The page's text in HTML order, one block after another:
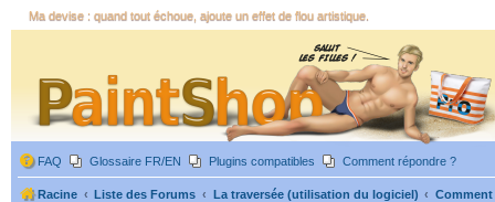
Ma devise : quand tout échoue, ajoute un effet de flou artistique.
FAQ Glossaire FR/EN Plugins compatibles Comment répondre ?
Racine Liste des Forums La traversée (utilisation du logiciel) Comment